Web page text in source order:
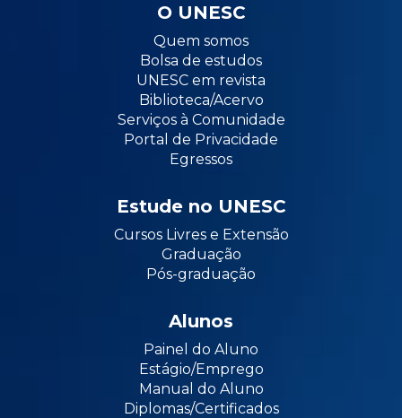
O UNESC
Quem somos
Bolsa de estudos
UNESC em revista
Biblioteca/Acervo
Serviços à Comunidade
Portal de Privacidade
Egressos
Estude no UNESC
Cursos Livres e Extensão
Graduação
Pós-graduação
Alunos
Painel do Aluno
Estágio/Emprego
Manual do Aluno
Diplomas/Certificados